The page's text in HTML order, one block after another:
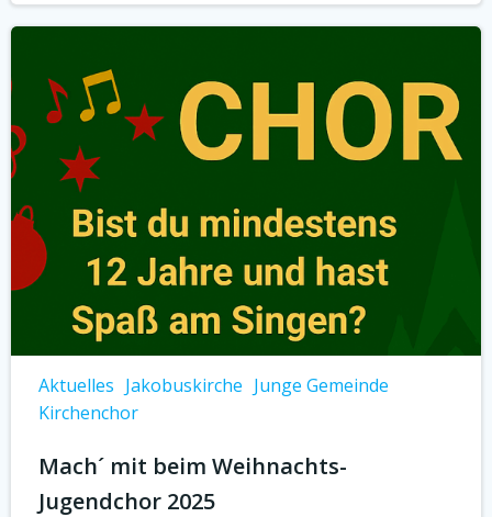
Aktuelles Jakobuskirche Junge Gemeinde
Kirchenchor
Mach´ mit beim Weihnachts-
Jugendchor 2025